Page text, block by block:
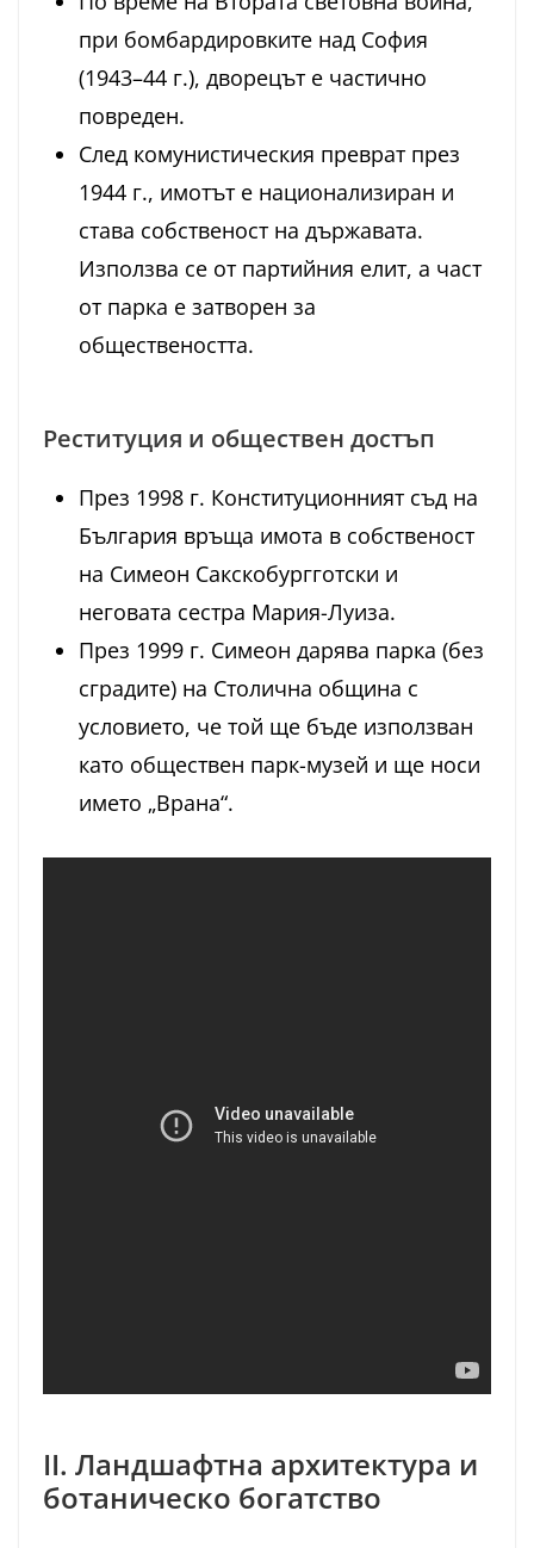
при бомбардировките над София
(1943–44 г.), дворецът е частично
повреден.
След комунистическия преврат през
1944 г., имотът е национализиран и
става собственост на държавата.
Използва се от партийния елит, а част
от парка е затворен за
обществеността.
Реституция и обществен достъп
През 1998 г. Конституционният съд на
България връща имота в собственост
на Симеон Сакскобургготски и
неговата сестра Мария-Луиза.
През 1999 г. Симеон дарява парка (без
сградите) на Столична община с
условието, че той ще бъде използван
като обществен парк-музей и ще носи
името „Врана“.
II. Ландшафтна архитектура и
ботаническо богатство